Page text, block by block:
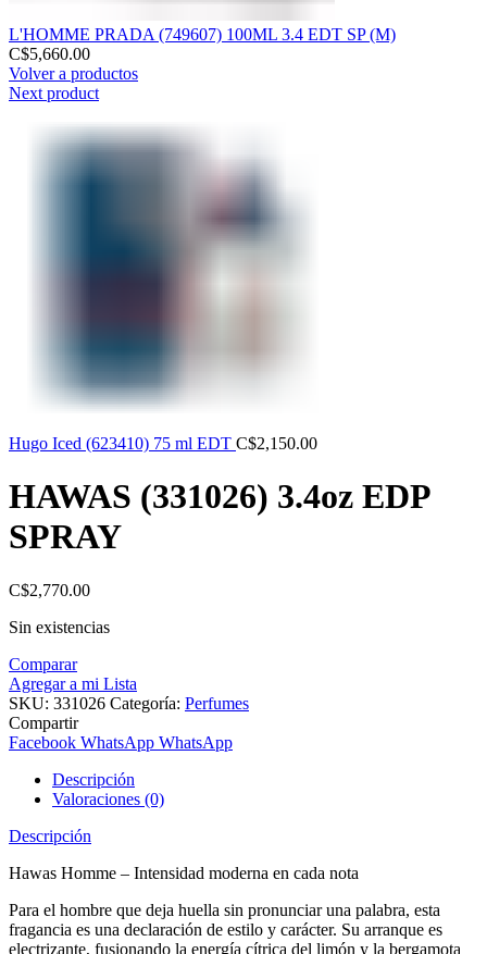
L'HOMME PRADA (749607) 100ML 3.4 EDT SP (M)
C$5,660.00
Volver a productos
Next product
Hugo Iced (623410) 75 ml EDT C$2,150.00
HAWAS (331026) 3.4oz EDP
SPRAY
C$2,770.00
Sin existencias
Comparar
Agregar a mi Lista
SKU: 331026 Categoría: Perfumes
Compartir
Facebook WhatsApp WhatsApp
Descripción
Valoraciones (0)
Descripción
Hawas Homme – Intensidad moderna en cada nota
Para el hombre que deja huella sin pronunciar una palabra, esta
fragancia es una declaración de estilo y carácter. Su arranque es
electrizante, fusionando la energía cítrica del limón y la bergamota